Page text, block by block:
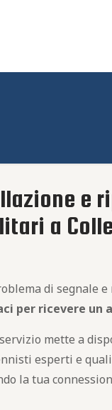
e
a
di segnale
per ricevere un
mette a
esperti e
la tua